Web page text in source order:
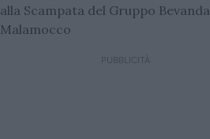
alla Scampata del Gruppo Bevanda
Malamocco